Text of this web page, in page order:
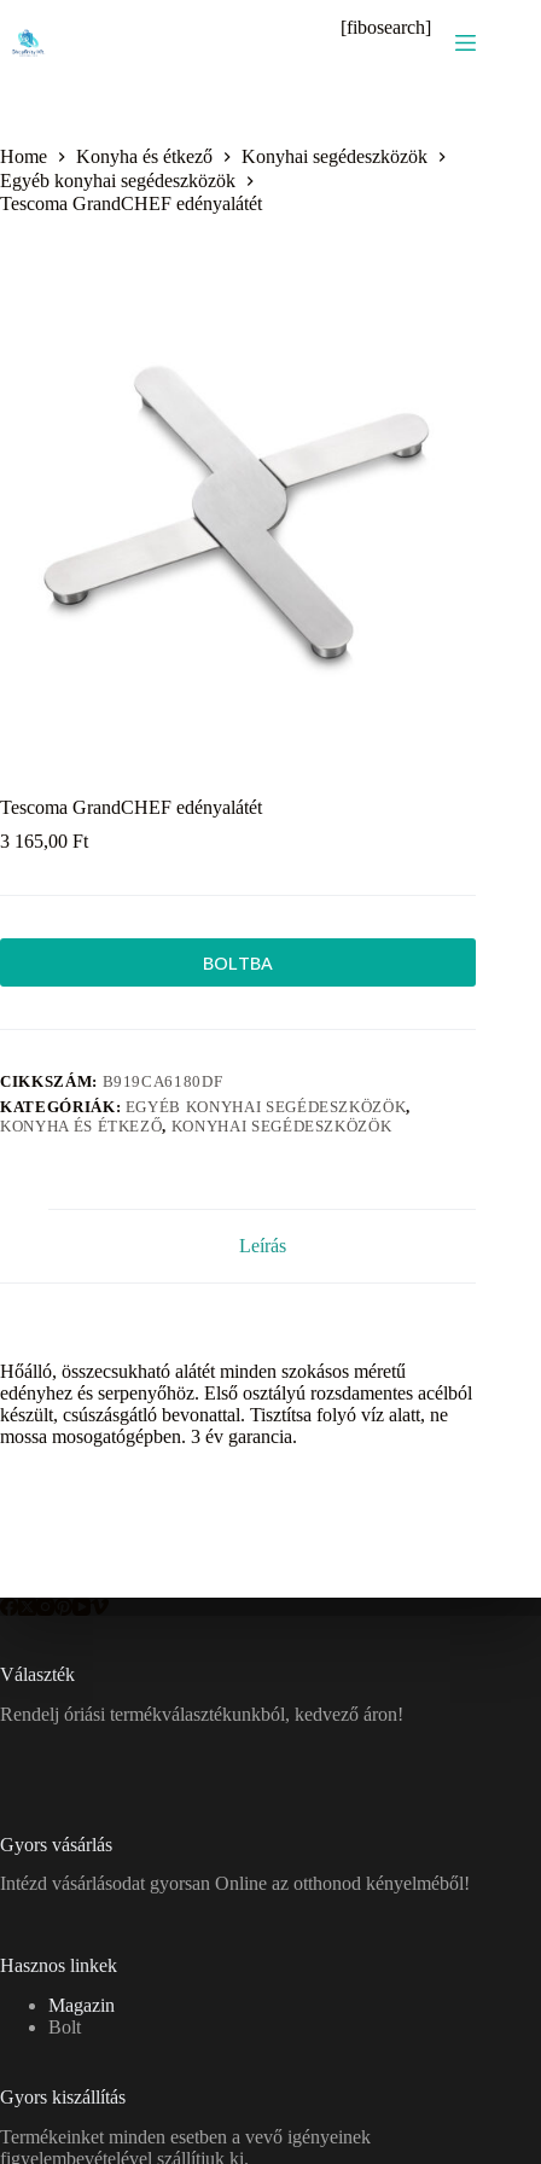
content
[fibosearch]
Home Konyha és étkező
Konyhai segédeszközök
Egyéb konyhai segédeszközök
Tescoma GrandCHEF edényalátét
Tescoma GrandCHEF edényalátét
3 165,00 Ft
BOLTBA
CIKKSZÁM: B919CA6180DF
KATEGÓRIÁK: EGYÉB KONYHAI SEGÉDESZKÖZÖK,
KONYHA ÉS ÉTKEZŐ, KONYHAI SEGÉDESZKÖZÖK
Leírás
Hőálló, összecsukható alátét minden szokásos méretű
edényhez és serpenyőhöz. Első osztályú rozsdamentes acélból
készült, csúszásgátló bevonattal. Tisztítsa folyó víz alatt, ne
mossa mosogatógépben. 3 év garancia.
Választék
Rendelj óriási termékválasztékunkból, kedvező áron!
Gyors vásárlás
Intézd vásárlásodat gyorsan Online az otthonod kényelméből!
Hasznos linkek
Magazin
Bolt
Gyors kiszállítás
Termékeinket minden esetben a vevő igényeinek
figyelembevételével szállítjuk ki.